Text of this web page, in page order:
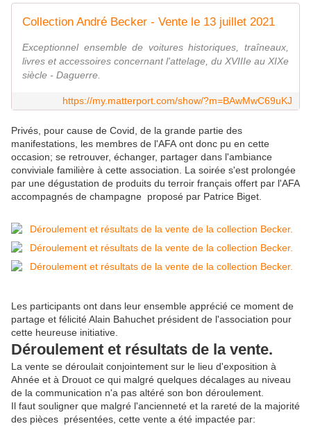
Collection André Becker - Vente le 13 juillet 2021
Exceptionnel ensemble de voitures historiques, traîneaux,
livres et accessoires concernant l'attelage, du XVIIIe au XIXe
siècle - Daguerre.
https://my.matterport.com/show/?m=BAwMwC69uKJ
Privés, pour cause de Covid, de la grande partie des
manifestations, les membres de l'AFA ont donc pu en cette
occasion; se retrouver, échanger, partager dans l'ambiance
conviviale familière à cette association. La soirée s'est prolongée
par une dégustation de produits du terroir français offert par l'AFA
accompagnés de champagne proposé par Patrice Biget.
Les participants ont dans leur ensemble apprécié ce moment de
partage et félicité Alain Bahuchet président de l'association pour
cette heureuse initiative.
Déroulement et résultats de la vente.
La vente se déroulait conjointement sur le lieu d'exposition à
Ahnée et à Drouot ce qui malgré quelques décalages au niveau
de la communication n'a pas altéré son bon déroulement.
Il faut souligner que malgré l'ancienneté et la rareté de la majorité
des pièces présentées, cette vente a été impactée par: